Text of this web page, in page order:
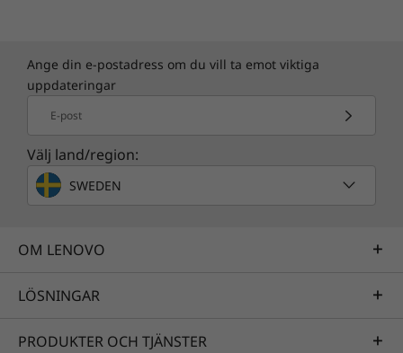
Ange din e-postadress om du vill ta emot viktiga
uppdateringar
E-post
Välj land/region:
SWEDEN
OM LENOVO
LÖSNINGAR
PRODUKTER OCH TJÄNSTER